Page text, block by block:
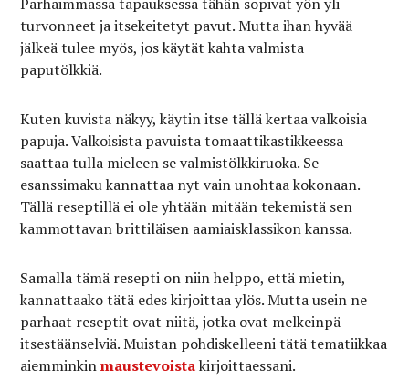
turvonneet ja itsekeitetyt pavut. Mutta ihan hyvää
jälkeä tulee myös, jos käytät kahta valmista
paputölkkiä.
Kuten kuvista näkyy, käytin itse tällä kertaa valkoisia
papuja. Valkoisista pavuista tomaattikastikkeessa
saattaa tulla mieleen se valmistölkkiruoka. Se
esanssimaku kannattaa nyt vain unohtaa kokonaan.
Tällä reseptillä ei ole yhtään mitään tekemistä sen
kammottavan brittiläisen aamiaisklassikon kanssa.
Samalla tämä resepti on niin helppo, että mietin,
kannattaako tätä edes kirjoittaa ylös. Mutta usein ne
parhaat reseptit ovat niitä, jotka ovat melkeinpä
itsestäänselviä. Muistan pohdiskelleeni tätä tematiikkaa
aiemminkinmaustevoistakirjoittaessani.